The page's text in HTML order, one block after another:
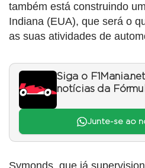
também está construindo
Indiana (EUA), que será o
as suas atividades de
Siga o
notícias da
Junte-se ao
Symonds, que já